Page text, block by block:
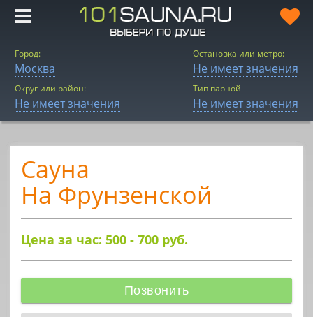
Город:
Москва
Округ или район:
Не имеет значения
Остановка или метро:
Не имеет значения
Тип парной
Не имеет значения
Сауна
На Фрунзенской
Цена за час: 500 - 700 руб.
Позвонить